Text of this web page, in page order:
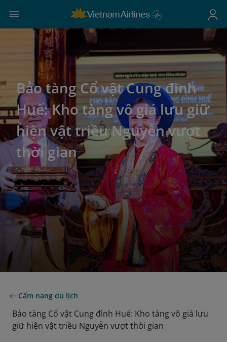
Bảo tàng Cổ vật Cung đình
Huế: Kho tàng vô giá lưu giữ
hiện vật triều Nguyễn vượt
thời gian
Cẩm nang du lịch
Bảo tàng Cổ vật Cung đình Huế: Kho tàng vô giá lưu
giữ hiện vật triều Nguyễn vượt thời gian